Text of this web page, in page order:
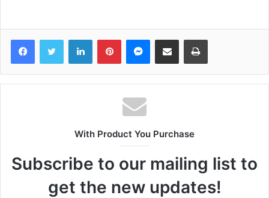
FacebookTwitter LinkedInPinterestMessenger
Share via Email Print
With Product You Purchase
Subscribe to our mailing list to
get the new updates!